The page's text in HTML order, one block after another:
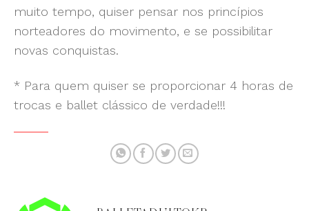
muito tempo, quiser pensar nos princípios
norteadores do movimento, e se possibilitar
novas conquistas.
* Para quem quiser se proporcionar 4 horas de
trocas e ballet clássico de verdade!!!